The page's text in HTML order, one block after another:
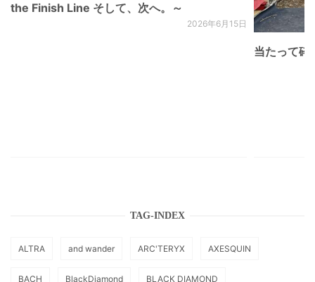
the Finish Line そして、次へ。～
2026年6月15日
当たって砕
TAG-INDEX
ALTRA and wander ARC'TERYX AXESQUIN
BACH BlackDiamond BLACK DIAMOND